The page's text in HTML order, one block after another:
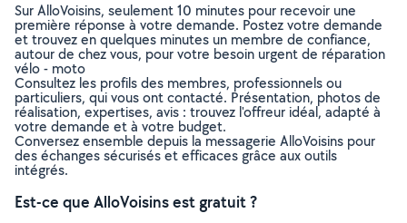
Sur AlloVoisins, seulement 10 minutes pour recevoir une
première réponse à votre demande. Postez votre demande
et trouvez en quelques minutes un membre de confiance,
autour de chez vous, pour votre besoin urgent de réparation
vélo - moto
Consultez les profils des membres, professionnels ou
particuliers, qui vous ont contacté. Présentation, photos de
réalisation, expertises, avis : trouvez l'offreur idéal, adapté à
votre demande et à votre budget.
Conversez ensemble depuis la messagerie AlloVoisins pour
des échanges sécurisés et efficaces grâce aux outils
intégrés.
Est-ce que AlloVoisins est gratuit ?